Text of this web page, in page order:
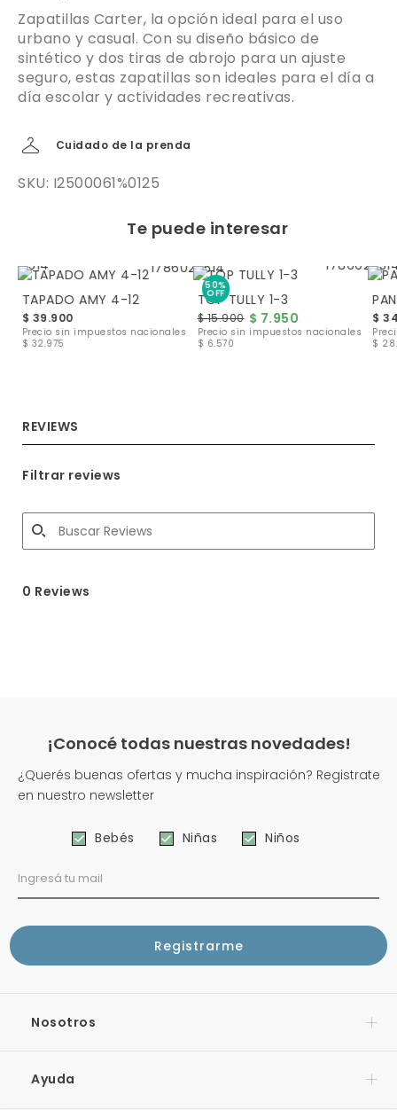
Zapatillas Carter, la opción ideal para el uso
urbano y casual. Con su diseño básico de
sintético y dos tiras de abrojo para un ajuste
seguro, estas zapatillas son ideales para el día a
día escolar y actividades recreativas.
Cuidado de la prenda
SKU: I2500061%0125
Te puede interesar
TAPADO AMY 4-12
$ 39.900
Precio sin impuestos nacionales
$ 32.975
50%
OFF
TOP TULLY 1-3
$ 15.900 $ 7.950
Precio sin impuestos nacionales
$ 6.570
$
$
REVIEWS
Filtrar reviews
0 Reviews
¡Conocé todas nuestras novedades!
¿Querés buenas ofertas y mucha inspiración? Registrate
en nuestro newsletter
Bebés Niñas Niños
Nosotros
Ayuda